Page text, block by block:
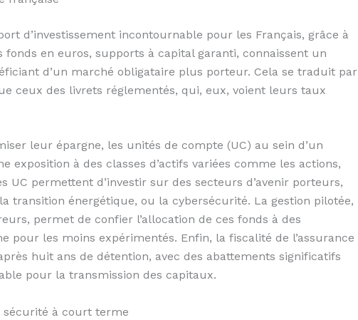
d’investissement incontournable pour les Français, grâce à
fonds en euros, supports à capital garanti, connaissent un
d’un marché obligataire plus porteur. Cela se traduit par
ceux des livrets réglementés, qui, eux, voient leurs taux
leur épargne, les unités de compte (UC) au sein d’un
à des classes d’actifs variées comme les actions,
UC permettent d’investir sur des secteurs d’avenir porteurs,
transition énergétique, ou la cybersécurité. La gestion pilotée,
permet de confier l’allocation de ces fonds à des
pour les moins expérimentés. Enfin, la fiscalité de l’assurance
huit ans de détention, avec des abattements significatifs
pour la transmission des capitaux.
sécurité à court terme